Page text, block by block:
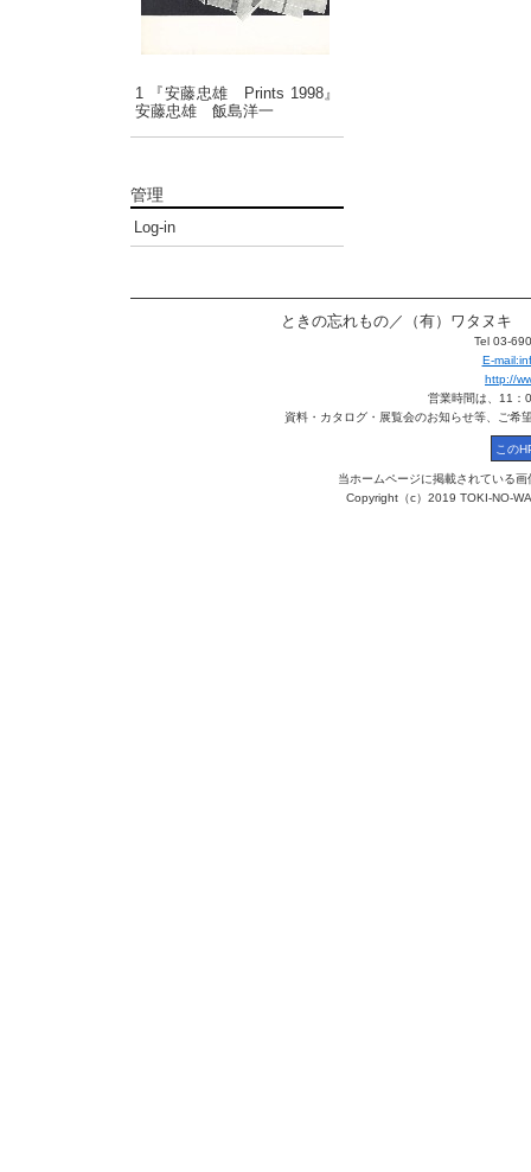
1 『安藤忠雄 Prints 1998』
安藤忠雄 飯島洋一
管理
Log-in
ときの忘れもの／（有）ワタヌキ
Tel 03-
E-
http://
営業時間は、11：
資料・カタログ・展覧会のお知らせ等、ご希
当ホームページに掲載されている
Copyright（c）2019 TOKI-NO-